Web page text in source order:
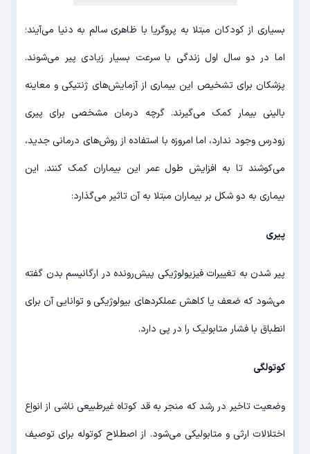
بسیاری از کودکان مبتلا به پروگریا با ظاهری سالم به دنیا می‌آیند؛
اما در دو سال اول زندگی با سرعت بسیار زیادی پیر می‌شوند.
پزشکان برای تشخیص این بیماری از آزمایش‌های ژنتیکی و معاینه
بالینی بیمار کمک می‌گیرند. گرچه درمان مشخصی برای پیری
زودرس وجود ندارد، اما امروزه با استفاده از روش‌های درمانی جدید،
می‌کوشند تا به افزایش طول عمر این بیماران کمک کنند. این
بیماری به دو شکل بر بیماران مبتلا به آن تاثیر می‌گذارد:
پیری
پیر شدن به تغییرات فیزیولوژیکی پیش‌رونده در ارگانیسم بدن گفته
می‌شود که ضعف یا کاهش عملکردهای بیولوژیکی و توانایی آن برای
انطباق با فشار متابولیک را در پی دارد.
کوتولگی
وضعیت تاخیر در رشد که منجر به قد کوتاه غیر‌طبیعی ناشی از انواع
اختلالات ارثی و متابولیکی می‌شود. از اصطلاح کوتوله برای توصیف